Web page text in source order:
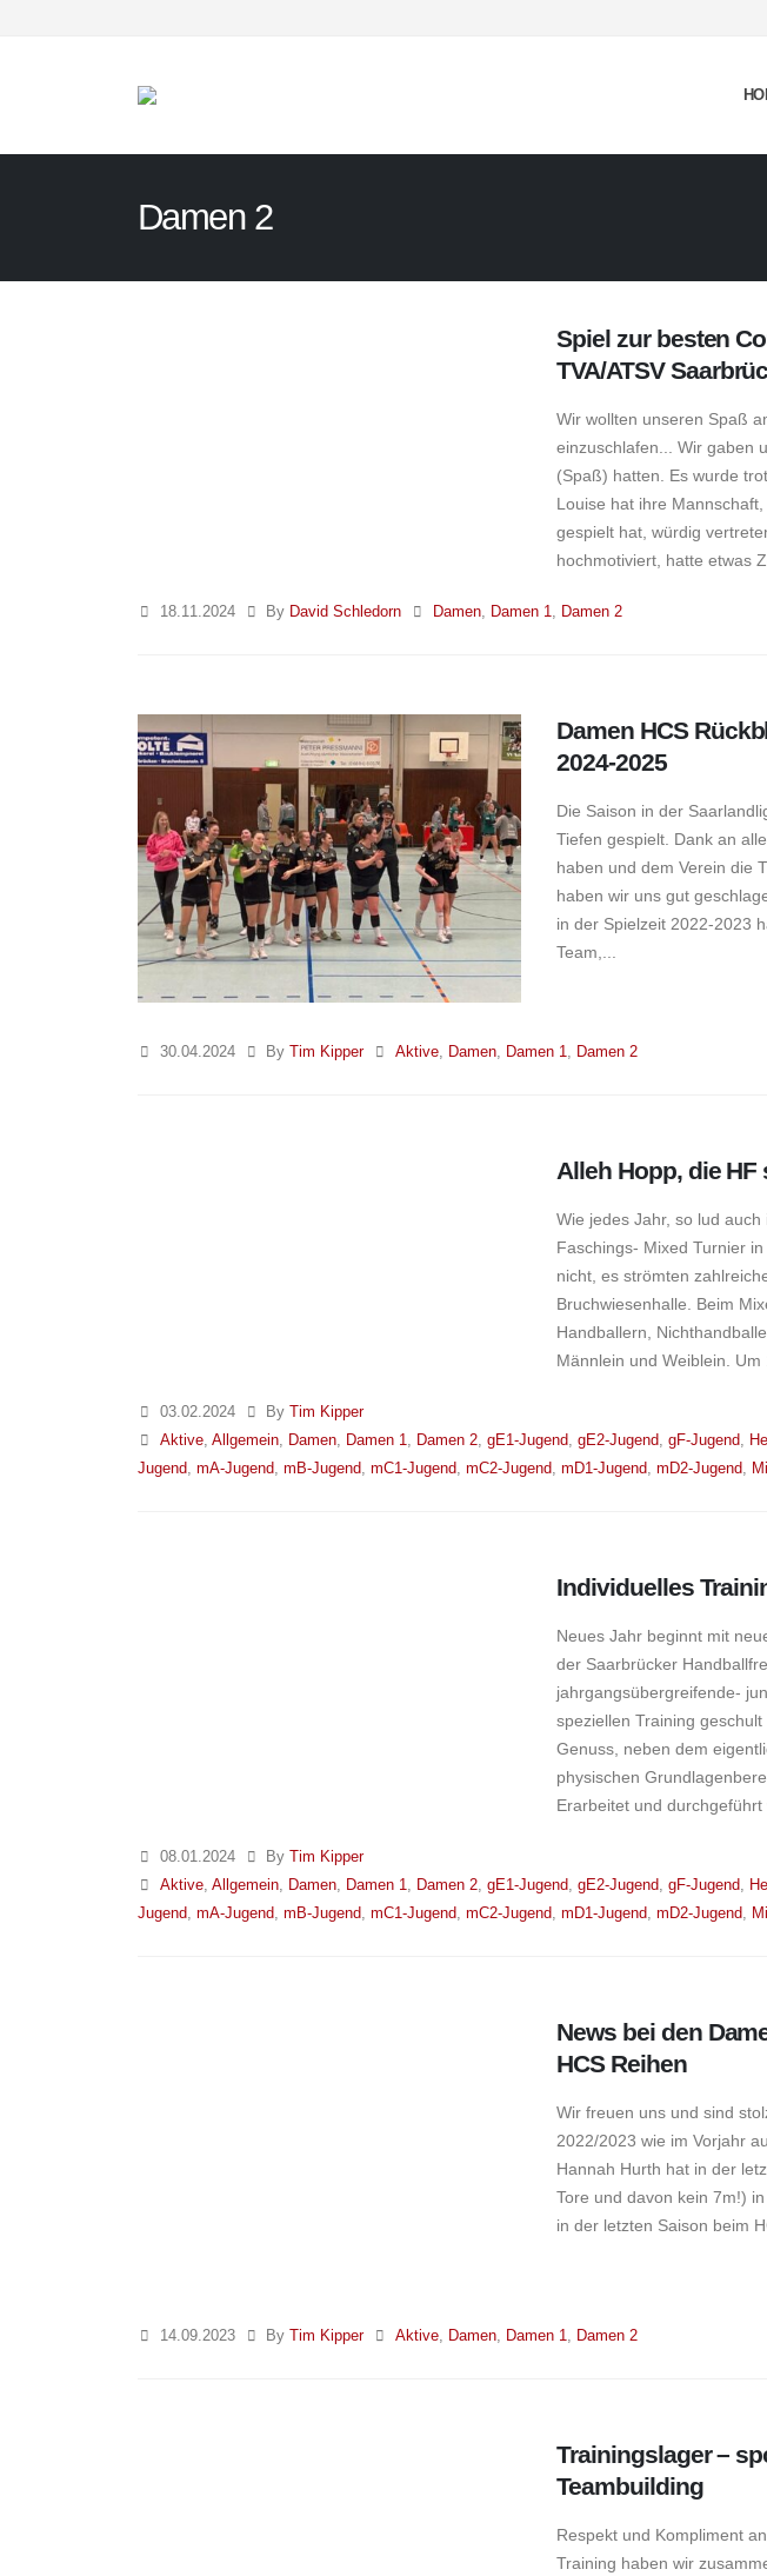
Damen 2
Spiel zur besten
TVA/ATSV
Wir wollten unseren Spaß
einzuschlafen... Wir gaben
(Spaß) hatten. Es wurde
Louise hat ihre
gespielt hat, würdig
hochmotiviert, hatte etwas
18.11.2024 By David Schledorn Damen, Damen 1, Damen 2
Damen HCS
2024-2025
Die Saison in der
Tiefen gespielt. Dank an
haben und dem Verein die
haben wir uns gut
in der Spielzeit 2022-2023
Team,...
30.04.2024 By Tim Kipper Aktive, Damen, Damen 1, Damen 2
Alleh Hopp, die HF
Wie jedes Jahr, so lud
Faschings- Mixed Turnier
nicht, es strömten
Bruchwiesenhalle. Beim
Handballern,
Männlein und Weiblein.
03.02.2024 By
Tim Kipper
Aktive, Allgemein, Damen, Damen 1, Damen 2, gE1-Jugend, gE2-Jugend, gF-Jugend,
Jugend, mA-Jugend, mB-Jugend, mC1-Jugend, mC2-Jugend, mD1-Jugend, mD2-Jugend,
Individuelles
Neues Jahr beginnt mit
der Saarbrücker
jahrgangsübergreifende-
speziellen Training
Genuss, neben dem
physischen
Erarbeitet und durchgeführt
08.01.2024 By
Tim Kipper
Aktive, Allgemein, Damen, Damen 1, Damen 2, gE1-Jugend, gE2-Jugend, gF-Jugend,
Jugend, mA-Jugend, mB-Jugend, mC1-Jugend, mC2-Jugend, mD1-Jugend, mD2-Jugend,
News bei den
HCS Reihen
Wir freuen uns und sind
2022/2023 wie im Vorjahr
Hannah Hurth hat in der
Tore und davon kein 7m!)
in der letzten Saison beim
14.09.2023 By Tim Kipper Aktive, Damen, Damen 1, Damen 2
Trainingslager –
Teambuilding
Respekt und Kompliment
Training haben wir